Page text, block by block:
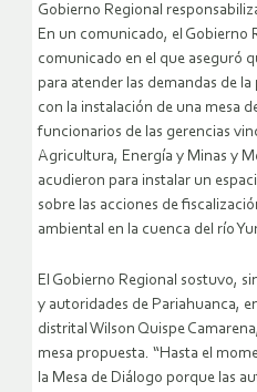
Gobierno Regional
En un comunicado, el Gobierno
comunicado en el que aseguró
para atender las demandas de
con la instalación de una mesa
funcionarios de las gerencias
Agricultura, Energía y Minas y
acudieron para instalar un
sobre las acciones de
ambiental en la cuenca del río
El Gobierno Regional sostuvo,
y autoridades de Pariahuanca,
distrital Wilson Quispe
mesa propuesta. “Hasta el
la Mesa de Diálogo porque las